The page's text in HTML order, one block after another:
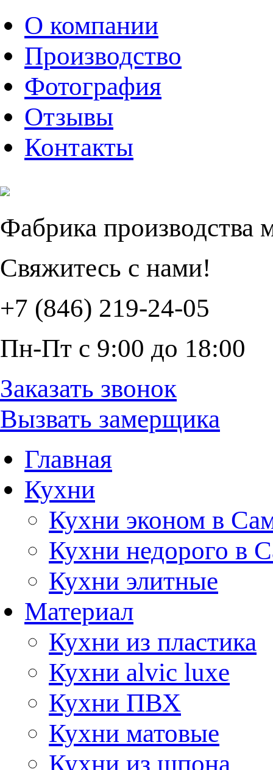
О компании
Производство
Фотография
Отзывы
Контакты
Фабрика производства
Свяжитесь с нами!
+7 (846) 219-24-05
Пн-Пт с 9:00 до 18:00
Заказать звонок
Вызвать замерщика
Главная
Кухни
Кухни эконом в
Кухни недорого в
Кухни элитные
Материал
Кухни из пластика
Кухни alvic luxe
Кухни ПВХ
Кухни матовые
Кухни из шпона